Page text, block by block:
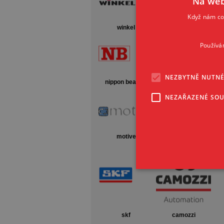
winkel
nippon bearing unimec
motive
skf camozzi
Když nám
NEZBYTNĚ
NEZAŘAZENÉ